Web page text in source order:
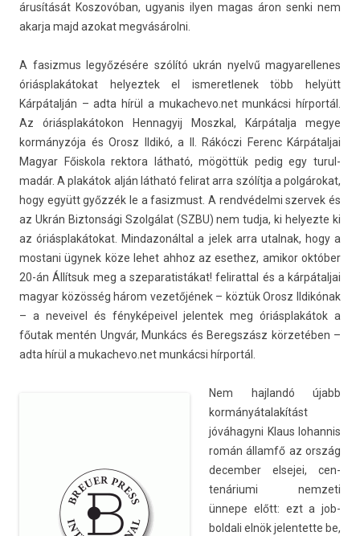
árusítását Kos­zovóban, ugyanis ilyen magas áron senki nem
akar­ja majd azokat megvásárolni.
A fasiz­mus legyőzésére szólító ukrán nyelvű magyarel­lenes
óriásplakátokat helyez­tek el is­meret­lenek több helyütt
Kárpátalján – adta hírül a mukac­hevo.­netmunkácsi hírportál.
Az óriásplakátokon Hen­nagyij Moszk­al, Kárpátalja megye
kormányzója és Orosz Ildikó, a II. Rákóczi Ferenc Kár­pátal­jai
Magyar Főis­kola re­ktora látható, mögöttük pedig egy turul­
madár. A plakátok alján látható felirat arra szólítja a polgárokat,
hogy együtt győzzék le a fasiz­must. A rendvédelmi szer­vek és
az Ukrán Bi­zton­sági Szolgálat (SZBU) nem tudja, ki helyez­te ki
az óriásplakátokat. Min­dazonált­al a jelek arra utal­nak, hogy a
mos­tani ügynek köze lehet ahhoz az eset­hez, amikor október
20-án Állítsuk meg a szeparatis­tákat! feliratt­al és a kár­pátal­jai
magyar közösség három vezetőjének – köztük Orosz Ildikónak
– a neveivel és fényképeivel jelen­tek meg óriásplakátok a
főutak mentén Ungvár, Munkács és Be­regszász körzetében –
adta hírül a mukac­hevo.­netmunkácsi hírportál.
Nem haj­landó újabb
kormányátalakítást
jóváhagyni Klaus Iohan­nis
román államfő az ország
de­cemb­er el­sejei, cen­
tenáriumi nem­zeti
ünnepe előtt: ezt a job­
boldali elnök jelen­tette be,